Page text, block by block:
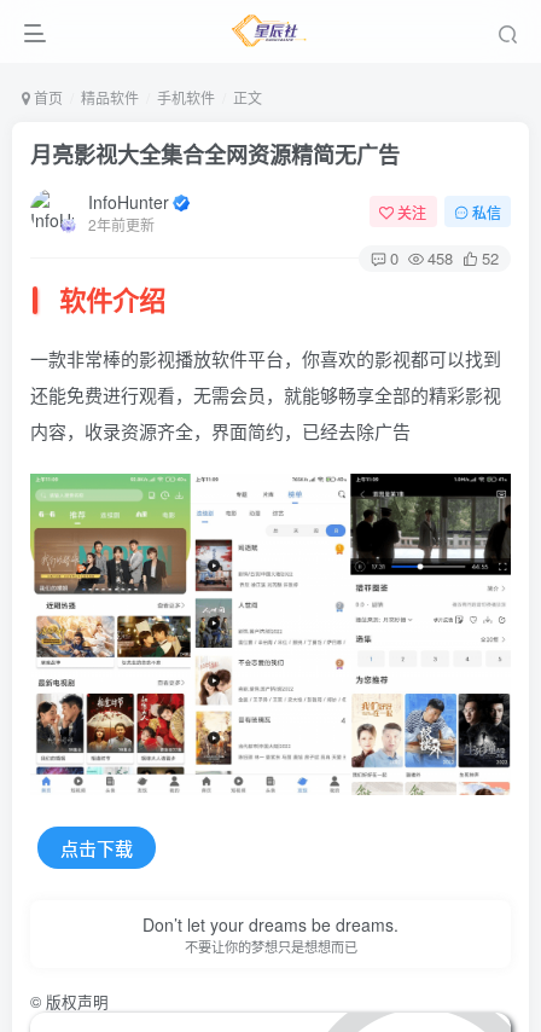
首页 精品软件 手机软件 正文
月亮影视大全集合全网资源精简无广告
InfoHunter
2年前更新
关注 私信
0 458 52
软件介绍
一款非常棒的影视播放软件平台，你喜欢的影视都可以找到
还能免费进行观看，无需会员，就能够畅享全部的精彩影视
内容，收录资源齐全，界面简约，已经去除广告
点击下载
Don’t let your dreams be dreams.
不要让你的梦想只是想想而已
© 版权声明